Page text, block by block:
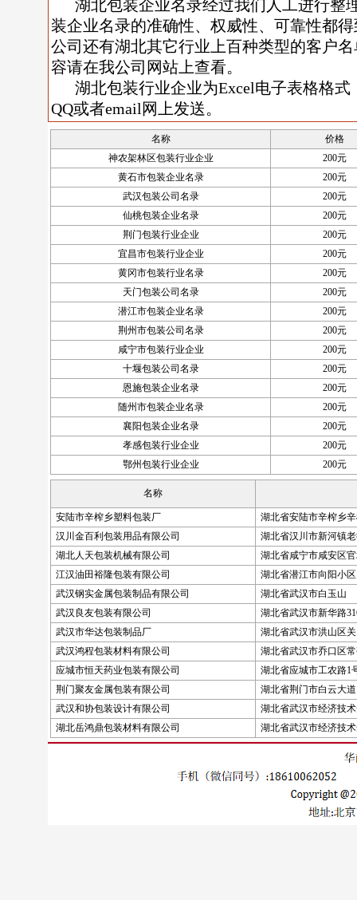
湖北包装企业名录经过我们人工进行整
装企业名录的准确性、权威性、可靠性都
公司还有湖北其它行业上百种类型的客户
容请在我公司网站上查看。
湖北包装行业企业为Excel电子表格格
QQ或者email网上发送。
名称
价格
神农架林区包装行业企业
200元
黄石市包装企业名录
200元
武汉包装公司名录
200元
仙桃包装企业名录
200元
荆门包装行业企业
200元
宜昌市包装行业企业
200元
黄冈市包装行业名录
200元
天门包装公司名录
200元
潜江市包装企业名录
200元
荆州市包装公司名录
200元
咸宁市包装行业企业
200元
十堰包装公司名录
200元
恩施包装企业名录
200元
随州市包装企业名录
200元
襄阳包装企业名录
200元
孝感包装行业企业
200元
鄂州包装行业企业
200元
名称
安陆市辛榨乡塑料包装厂
湖北省安陆市辛榨乡
汉川金百利包装用品有限公司
湖北省汉川市新河镇
湖北人天包装机械有限公司
湖北省咸宁市咸安区
江汉油田裕隆包装有限公司
湖北省潜江市向阳小区
武汉钢实金属包装制品有限公司
湖北省武汉市白玉山
武汉良友包装有限公司
湖北省武汉市新华路
武汉市华达包装制品厂
湖北省武汉市洪山区
武汉鸿程包装材料有限公司
湖北省武汉市乔口区
应城市恒天药业包装有限公司
湖北省应城市工农路1
荆门聚友金属包装有限公司
湖北省荆门市白云大
武汉和协包装设计有限公司
湖北省武汉市经济技
湖北岳鸿鼎包装材料有限公司
湖北省武汉市经济技